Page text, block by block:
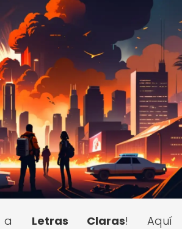
a Letras Claras! Aquí